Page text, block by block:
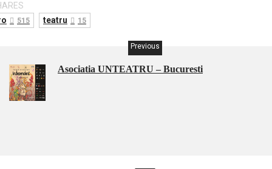
515 teatru 15
Previous
Asociatia UNTEATRU – Bucuresti